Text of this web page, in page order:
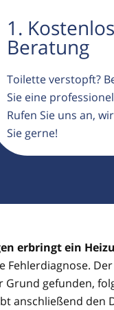
1.
Beratung
Toilette verstopft?
Sie eine
Rufen Sie uns an,
Sie gerne!
erbringt ein
Fehlerdiagnose.
Grund gefunden,
anschließend den